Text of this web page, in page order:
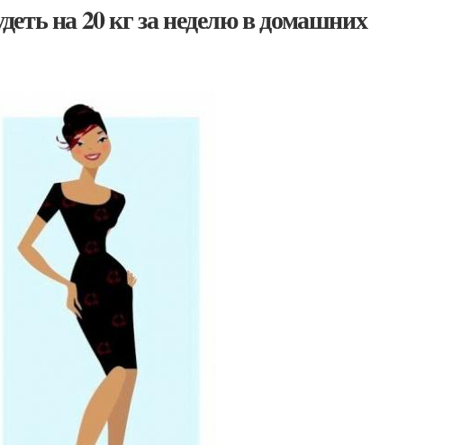
на 20 кг за неделю в домашних